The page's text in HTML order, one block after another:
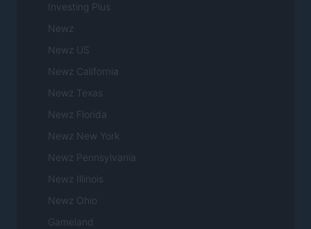
Investing Plus
Newz
Newz US
Newz California
Newz Texas
Newz Florida
Newz New York
Newz Pennsylvania
Newz Illinois
Newz Ohio
Gameland